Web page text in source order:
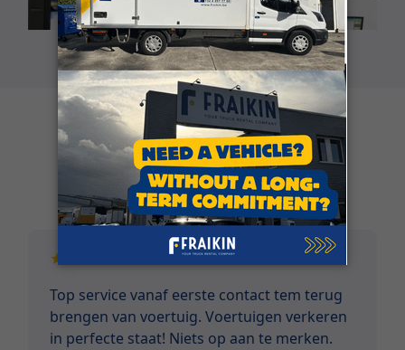
Klantgetuigenissen
Top service vanaf eerste contact tem terug
brengen van voertuig. Voertuigen verkeren
in perfecte staat! Niets op aan te merken.